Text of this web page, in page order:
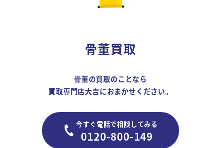
骨董買取
骨董の買取のことなら
買取専門店大吉におまかせください。
今すぐ電話で相談してみる
0120-800-149